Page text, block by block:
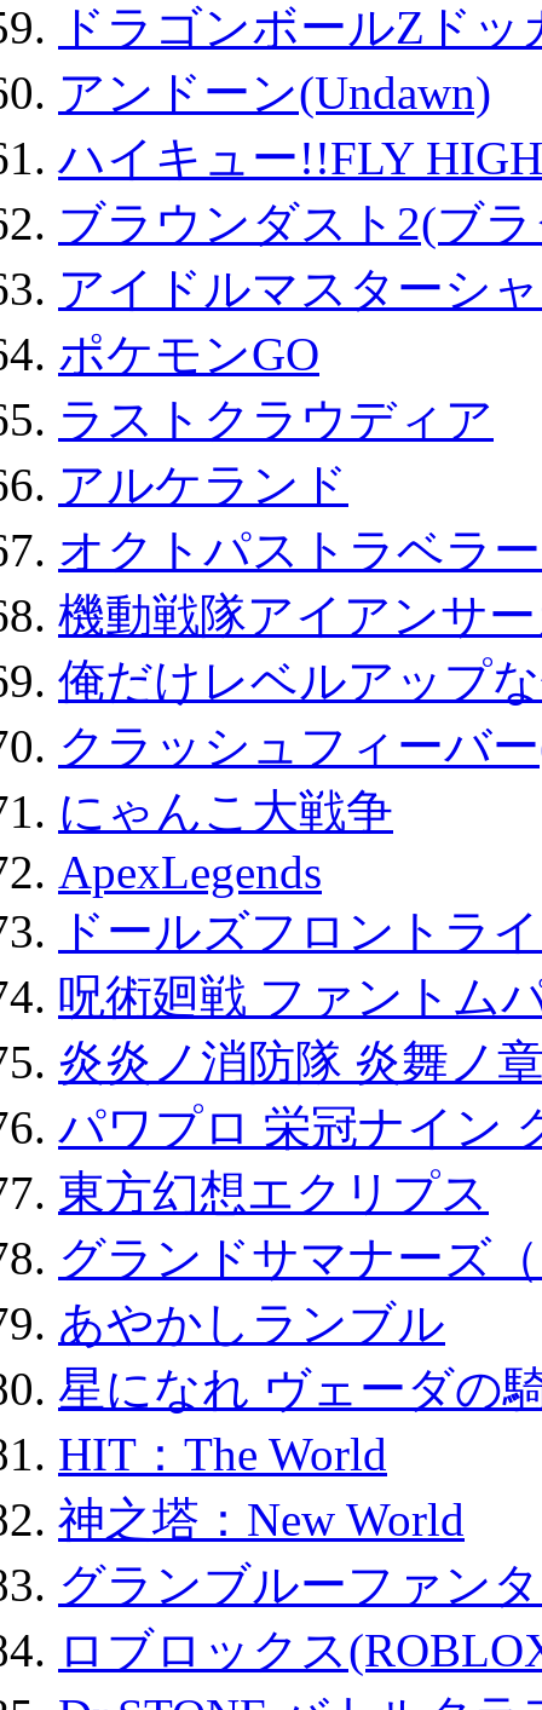
ドラゴンボールZド
アンドーン(Undawn)
ハイキュー!!FLY HIGH
ブラウンダスト2(ブ
アイドルマスターシ
ポケモンGO
ラストクラウディア
アルケランド
オクトパストラベラ
機動戦隊アイアンサ
俺だけレベルアップ
クラッシュフィーバ
にゃんこ大戦争
ApexLegends
ドールズフロントラ
呪術廻戦 ファントム
炎炎ノ消防隊 炎舞ノ
パワプロ 栄冠ナイン
東方幻想エクリプス
グランドサマナーズ
あやかしランブル
星になれ ヴェーダの
HIT：The World
神之塔：New World
グランブルーファン
ロブロックス